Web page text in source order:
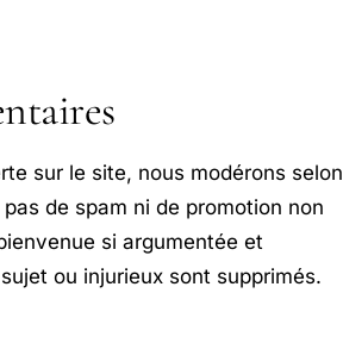
sur le site, nous modérons selon
de spam ni de promotion non
si argumentée et
ou injurieux sont supprimés.